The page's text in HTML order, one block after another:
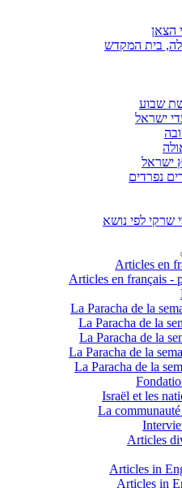
הצאן
בית המקדש
שבוע
ישראל
ישראל
נפרדים
לפי נושא
Articles en
La Paracha de la
La Paracha de la
La Paracha de la
La Paracha de la
La Paracha de la
Israël et les
La
Articles
Articles in
Articles in